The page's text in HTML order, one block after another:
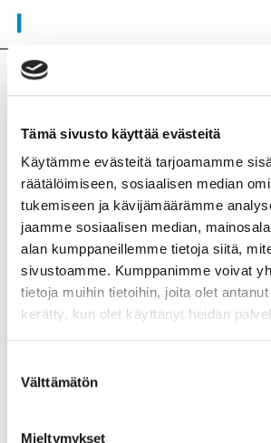
Tämä sivusto käyttää evästeitä
Käytämme evästeitä tarjoamamme
räätälöimiseen, sosiaalisen median
tukemiseen ja kävijämäärämme
jaamme sosiaalisen median,
alan kumppaneillemme tietoja siitä,
sivustoamme. Kumppanimme voivat
tietoja muihin tietoihin, joita olet
kerätty, kun olet käyttänyt heidän
valinta
Välttämätön
Mieltymykset
I
IBS
erilaisia oireita kuten ummetusta,
kaasunmuodostusta ja kipuja.
todettu, että IBS:stä kärsivien
mikrobisto on usein
bakteerien osuus on hyvin matalalla
Iho
Elimistön uloin ja suurin elin.
tasapainoinen mikrobisto.
köyhtyneen, jolloin tulehdusta
pääsevät helposti vallalle.
maitohappobakteerit, suojaavat